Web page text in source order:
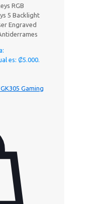
RGB
5 Backlight
Engraved
es: ₡5.000.